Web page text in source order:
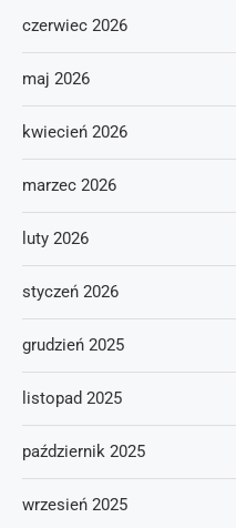
czerwiec 2026
maj 2026
kwiecień 2026
marzec 2026
luty 2026
styczeń 2026
grudzień 2025
listopad 2025
październik 2025
wrzesień 2025